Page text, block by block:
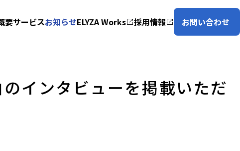
要サービスお知らせELYZA Works 採用情報 お問い合わせ
インタビューを掲載いただ